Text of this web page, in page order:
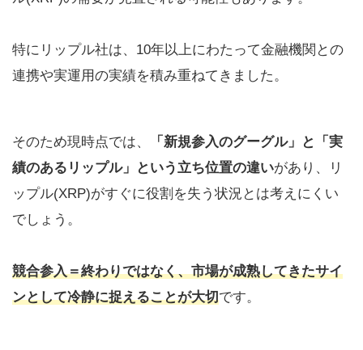
特にリップル社は、10年以上にわたって金融機関との
連携や実運用の実績を積み重ねてきました。
そのため現時点では、
「新規参入のグーグル」と「実
績のあるリップル」という立ち位置の違いがあり、リ
ップル(XRP)がすぐに役割を失う状況とは考えにくい
でしょう。
競合参入＝終わりではなく、市場が成熟してきたサイ
ンとして冷静に捉えることが大切です。